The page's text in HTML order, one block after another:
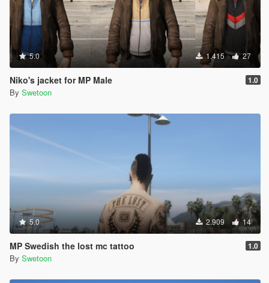
5.0 1.415 27
Niko's jacket for MP Male 1.0
By Swetoon
5.0 2.909 14
MP Swedish the lost mc tattoo 1.0
By Swetoon